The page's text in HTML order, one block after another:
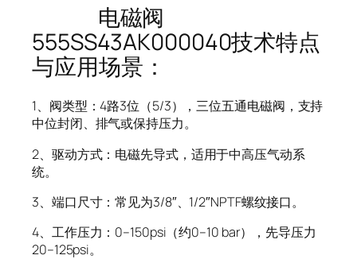
电磁阀
555SS43AK000040技术特点
与应用场景：
1、阀类型：4路3位（5/3），三位五通电磁阀，支持
中位封闭、排气或保持压力。
2、驱动方式：电磁先导式，适用于中高压气动系
统。
3、端口尺寸：常见为3/8″、1/2″NPTF螺纹接口。
4、工作压力：0–150psi（约0–10 bar），先导压力
20–125psi。